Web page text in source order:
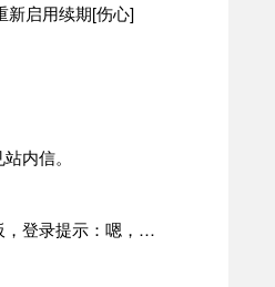
新启用续期[伤心]
内信。
站长，许久没有登陆面板，登录提示：嗯，登录详细信息似乎不正确。请重试。 网站还可以正常使用。如果是密码问题请帮忙重置一下密码。谢谢。订单号：97790，账号：aa20210950。 站长，提交了工单，你回复续期成功，不过我的问题是面部登陆信息有问题，一直是初始密码，现在无法登陆，有时间麻烦排查一下。